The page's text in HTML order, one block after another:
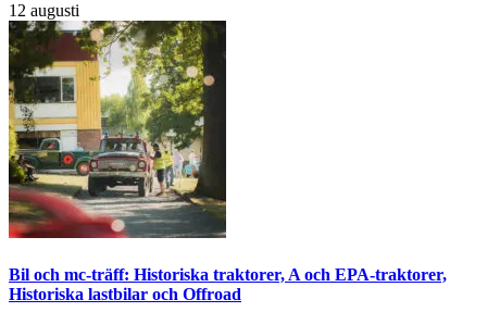
12 augusti
Bil och mc-träff: Historiska traktorer, A och EPA-traktorer,
Historiska lastbilar och Offroad